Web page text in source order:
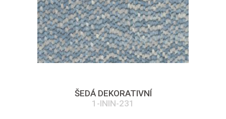
ŠEDÁ DEKORATIVNÍ
1-ININ-231